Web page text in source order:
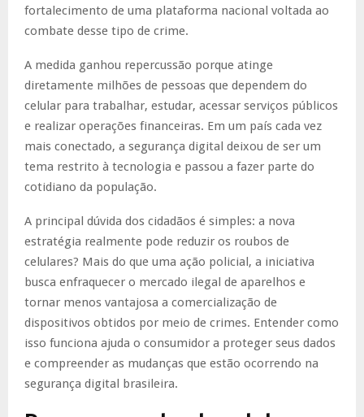
fortalecimento de uma plataforma nacional voltada ao
combate desse tipo de crime.
A medida ganhou repercussão porque atinge
diretamente milhões de pessoas que dependem do
celular para trabalhar, estudar, acessar serviços públicos
e realizar operações financeiras. Em um país cada vez
mais conectado, a segurança digital deixou de ser um
tema restrito à tecnologia e passou a fazer parte do
cotidiano da população.
A principal dúvida dos cidadãos é simples: a nova
estratégia realmente pode reduzir os roubos de
celulares? Mais do que uma ação policial, a iniciativa
busca enfraquecer o mercado ilegal de aparelhos e
tornar menos vantajosa a comercialização de
dispositivos obtidos por meio de crimes. Entender como
isso funciona ajuda o consumidor a proteger seus dados
e compreender as mudanças que estão ocorrendo na
segurança digital brasileira.